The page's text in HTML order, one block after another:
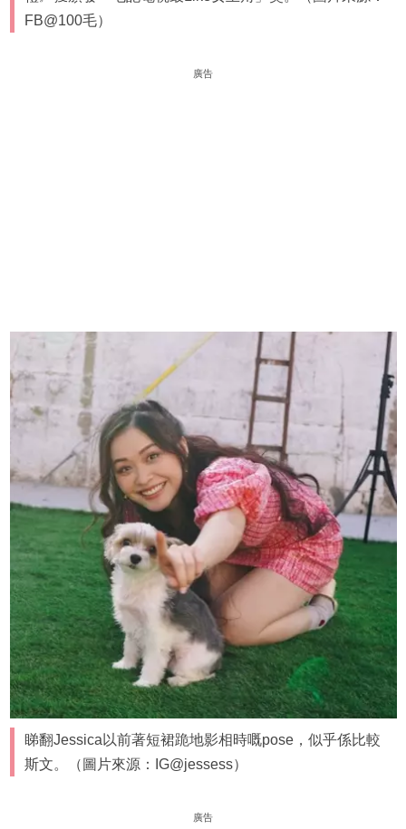
FB@100毛）
廣告
睇翻Jessica以前著短裙跪地影相時嘅pose，似乎係比較
斯文。（圖片來源：IG@jessess）
廣告